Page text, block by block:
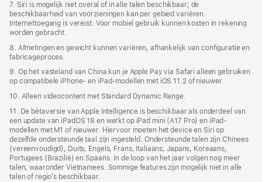
7. Siri is mogelijk niet overal of in alle talen beschikbaar; de
beschikbaarheid van voorzieningen kan per gebied variëren.
Internettoegang is vereist. Voor mobiel gebruik kunnen kosten in rekening
worden gebracht.
8. Afmetingen en gewicht kunnen variëren, afhankelijk van configuratie en
fabricageproces.
9. Op het vasteland van China kun je Apple Pay via Safari alleen gebruiken
op compatibele iPhone‑ en iPad-modellen met iOS 11.2 of nieuwer.
10. Alleen videocontent met Standard Dynamic Range.
11. De bètaversie van Apple Intelligence is beschikbaar als onderdeel van
een update van iPadOS 18 en werkt op iPad mini (A17 Pro) en iPad-
modellen met M1 of nieuwer. Hiervoor moeten het device en Siri op
dezelfde ondersteunde taal zijn ingesteld. Ondersteunde talen zijn Chinees
(vereenvoudigd), Duits, Engels, Frans, Italiaans, Japans, Koreaans,
Portugees (Brazilië) en Spaans. In de loop van het jaar volgen nog meer
talen, waaronder Vietnamees. Sommige features zijn mogelijk niet in alle
talen of regio’s beschikbaar.